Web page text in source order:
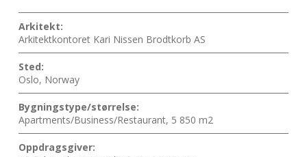
Arkitekt:
Arkitektkontoret Kari Nissen Brodtkorb AS
Sted:
Oslo, Norway
Bygningstype/størrelse:
Apartments/Business/Restaurant, 5 850 m2
Oppdragsgiver: